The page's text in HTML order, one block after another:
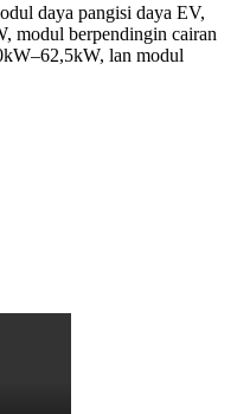
daya pangisi daya EV,
modul berpendingin cairan
lan modul